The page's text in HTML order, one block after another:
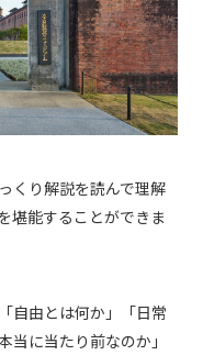
くり解説を読んで理解
堪能することができま
自由とは何か」「日常
当に当たり前なのか」